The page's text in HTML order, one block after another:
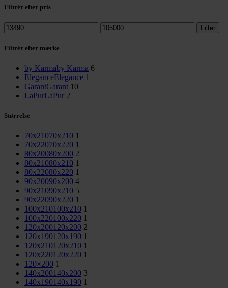
Filtrér efter pris
Mindste
pris
Højeste
pris
Filter
Filtrér efter mærke
by Karmaby Karma 6
EleganceElegance 1
GarantGarant 10
LaPurLaPur 2
Størrelse
70x21070x210 1
70x22070x220 1
80x20080x200 2
80x21080x210 1
80x22080x220 1
90x20090x200 4
90x21090x210 5
90x22090x220 1
100x210100x210 1
100x220100x220 1
120x200120x200 2
120x190120x190 1
120x210120x210 1
120x220120x220 1
120×200 1
140x200140x200 3
140x190140x190 1